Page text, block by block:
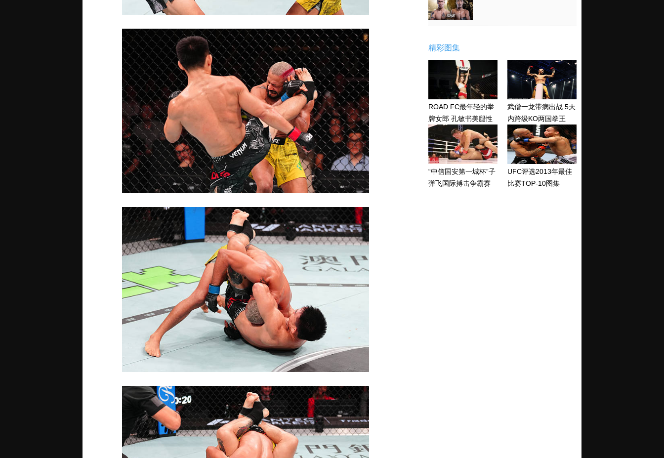
精彩图集
ROAD FC最年轻的举
牌女郎 孔敏书美腿性
感眼神清纯
武僧一龙带病出战 5天
内跨级KO两国拳王
“中信国安第一城杯”子
弹飞国际搏击争霸赛
UFC评选2013年最佳
比赛TOP-10图集